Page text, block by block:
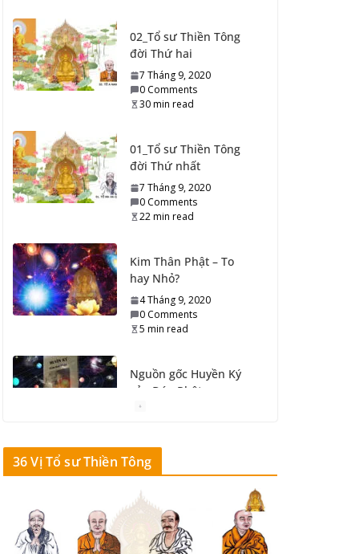
02_Tổ sư Thiền Tông
đời Thứ hai
7 Tháng 9, 2020
0 Comments
30 min read
01_Tổ sư Thiền Tông
đời Thứ nhất
7 Tháng 9, 2020
0 Comments
22 min read
Kim Thân Phật – To
hay Nhỏ?
4 Tháng 9, 2020
0 Comments
5 min read
Nguồn gốc Huyền Ký
của Đức Phật
3 Tháng 9, 2020
2 Tháng 9, 2020
0 Comments
4 min read
36 Vị Tổ sư Thiền Tông